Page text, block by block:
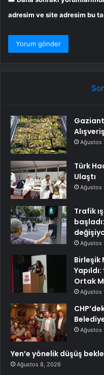
adresim ve site adresim bu
Ağustos
Türk
Ulaştı
Ağustos
Trafik
Ağustos
Birleşik
Ortak
Ağustos
Ağustos
Yen’e yönelik düşüş
Ağustos 8, 2026